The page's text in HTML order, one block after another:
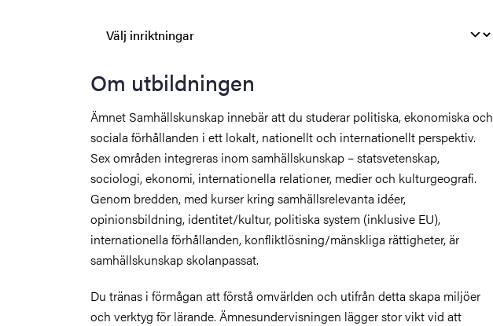
Om utbildningen
Ämnet Samhällskunskap innebär att du studerar politiska, ekonomiska och
sociala förhållanden i ett lokalt, nationellt och internationellt perspektiv.
Sex områden integreras inom samhällskunskap – statsvetenskap,
sociologi, ekonomi, internationella relationer, medier och kulturgeografi.
Genom bredden, med kurser kring samhällsrelevanta idéer,
opinionsbildning, identitet/kultur, politiska system (inklusive EU),
internationella förhållanden, konfliktlösning/mänskliga rättigheter, är
samhällskunskap skolanpassat.
Du tränas i förmågan att förstå omvärlden och utifrån detta skapa miljöer
och verktyg för lärande. Ämnesundervisningen lägger stor vikt vid att